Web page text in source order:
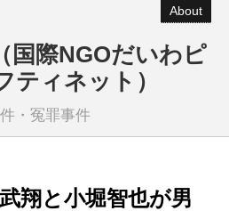
About
国際NGOだいわピ
ティネット）
・冤罪事件
翔と小堀智也が男